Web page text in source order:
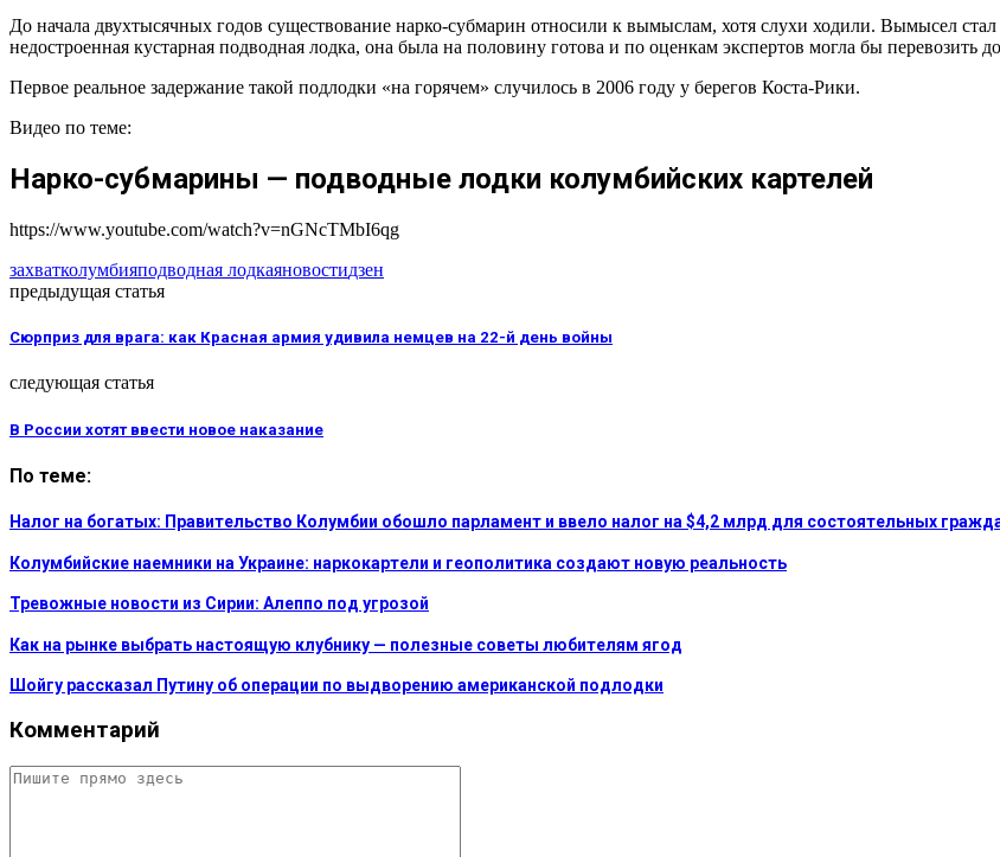
До начала двухтысячных годов существование нарко-субмарин относили к вымыслам, хотя слухи ходили. Вымысел
недостроенная кустарная подводная лодка, она была на половину готова и по оценкам экспертов могла бы перевозить
Первое реальное задержание такой подлодки «на горячем» случилось в 2006 году у берегов Коста-Рики.
Видео по теме:
Нарко-субмарины — подводные лодки колумбийских картелей
https://www.youtube.com/watch?v=nGNcTMbI6qg
захватколумбияподводная лодкаяновостидзен
предыдущая статья
Сюрприз для врага: как Красная армия удивила немцев на 22-й день войны
следующая статья
В России хотят ввести новое наказание
По теме:
Налог на богатых: Правительство Колумбии обошло парламент и ввело налог на $4,2 млрд для состоятельных
Колумбийские наемники на Украине: наркокартели и геополитика создают новую реальность
Тревожные новости из Сирии: Алеппо под угрозой
Как на рынке выбрать настоящую клубнику — полезные советы любителям ягод
Шойгу рассказал Путину об операции по выдворению американской подлодки
Комментарий